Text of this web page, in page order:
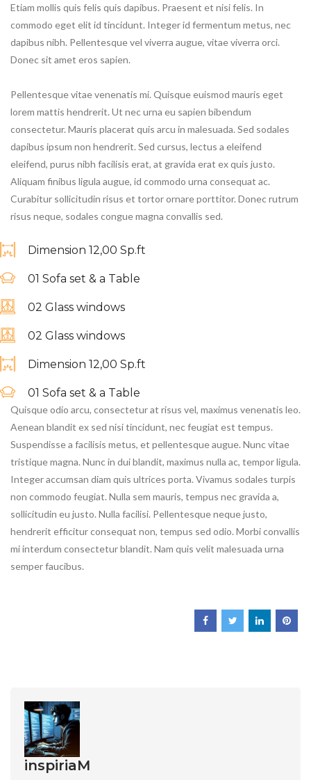
Etiam mollis quis felis quis dapibus. Praesent et nisi felis. In
commodo eget elit id tincidunt. Integer id fermentum metus, nec
dapibus nibh. Pellentesque vel viverra augue, vitae viverra orci.
Donec sit amet eros sapien.
Pellentesque vitae venenatis mi. Quisque euismod mauris eget
lorem mattis hendrerit. Ut nec urna eu sapien bibendum
consectetur. Mauris placerat quis arcu in malesuada. Sed sodales
dapibus ipsum non hendrerit. Sed cursus, lectus a eleifend
eleifend, purus nibh facilisis erat, at gravida erat ex quis justo.
Aliquam finibus ligula augue, id commodo urna consequat ac.
Curabitur sollicitudin risus et tortor ornare porttitor. Donec rutrum
risus neque, sodales congue magna convallis sed.
Dimension 12,00 Sp.ft
01 Sofa set & a Table
02 Glass windows
02 Glass windows
Dimension 12,00 Sp.ft
01 Sofa set & a Table
Quisque odio arcu, consectetur at risus vel, maximus venenatis leo.
Aenean blandit ex sed nisi tincidunt, nec feugiat est tempus.
Suspendisse a facilisis metus, et pellentesque augue. Nunc vitae
tristique magna. Nunc in dui blandit, maximus nulla ac, tempor ligula.
Integer accumsan diam quis ultrices porta. Vivamus sodales turpis
non commodo feugiat. Nulla sem mauris, tempus nec gravida a,
sollicitudin eu justo. Nulla facilisi. Pellentesque neque justo,
hendrerit efficitur consequat non, tempus sed odio. Morbi convallis
mi interdum consectetur blandit. Nam quis velit malesuada urna
semper faucibus.
inspiriaM